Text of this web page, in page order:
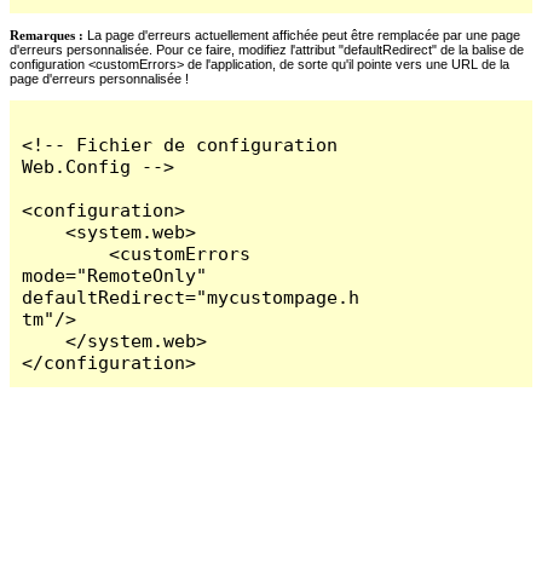
Remarques : La page d'erreurs actuellement affichée peut être remplacée par une page
d'erreurs personnalisée. Pour ce faire, modifiez l'attribut "defaultRedirect" de la balise de
configuration <customErrors> de l'application, de sorte qu'il pointe vers une URL de la
page d'erreurs personnalisée !
<!-- Fichier de configuration
Web.Config -->
<configuration>
    <system.web>
        <customErrors
mode="RemoteOnly"
defaultRedirect="mycustompage.h
tm"/>
    </system.web>
</configuration>